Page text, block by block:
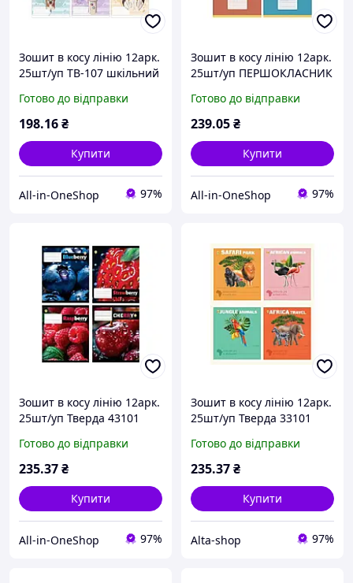
Зошит в косу лінію 12арк.
25шт/уп ТВ-107 шкiльний
Готово до відправки
198.16₴
Купити
All-in-OneShop 97%
Зошит в косу лінію 12арк.
25шт/уп ПЕРШОКЛАСНИК
70гр/м2, обкладинка
200гр/м2) ТМ ТЕТРАДА
Готово до відправки
239.05₴
Купити
All-in-OneShop 97%
Зошит в косу лінію 12арк.
25шт/уп Тверда 43101
Готово до відправки
235.37₴
Купити
All-in-OneShop 97%
Зошит в косу лінію 12арк.
25шт/уп Тверда 33101
Готово до відправки
235.37₴
Купити
Alta-shop 97%